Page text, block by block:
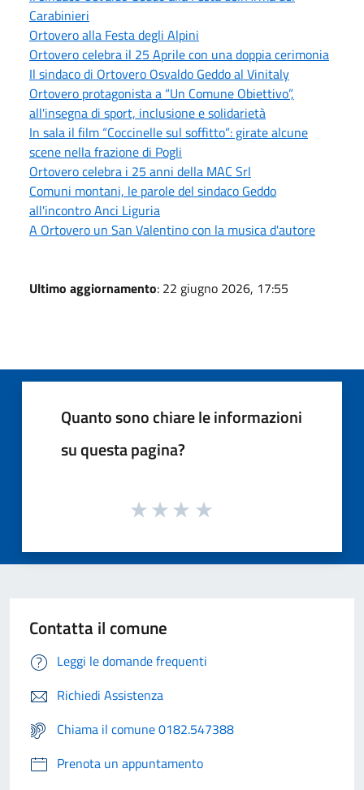
Carabinieri
Ortovero alla Festa degli Alpini
Ortovero celebra il 25 Aprile con una doppia cerimonia
Il sindaco di Ortovero Osvaldo Geddo al Vinitaly
Ortovero protagonista a “Un Comune Obiettivo”,
all'insegna di sport, inclusione e solidarietà
In sala il film “Coccinelle sul soffitto”: girate alcune
scene nella frazione di Pogli
Ortovero celebra i 25 anni della MAC Srl
Comuni montani, le parole del sindaco Geddo
all'incontro Anci Liguria
A Ortovero un San Valentino con la musica d'autore
Ultimo aggiornamento: 22 giugno 2026, 17:55
Quanto sono chiare le informazioni
su questa pagina?
Contatta il comune
Leggi le domande frequenti
Richiedi Assistenza
Chiama il comune 0182.547388
Prenota un appuntamento